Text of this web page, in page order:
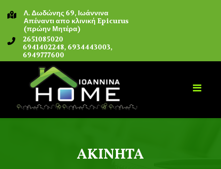
Λ. Δωδώνης 69, Ιωάννινα
Απέναντι απο κλινική Epicurus
(πρώην Μητέρα)
2651085020
6941402248, 6934443003,
6949777600
ΑΚΙΝΗΤΑ